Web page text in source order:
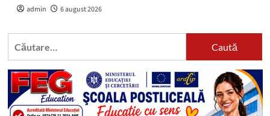
admin 6 august 2026
Caută